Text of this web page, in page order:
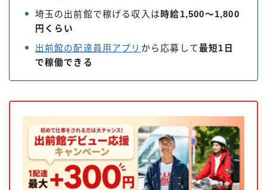
埼玉の出前館で稼げる収入は 時給1,500～1,800
円くらい
出前館の配達員用アプリ から応募して最短1日
で稼働できる